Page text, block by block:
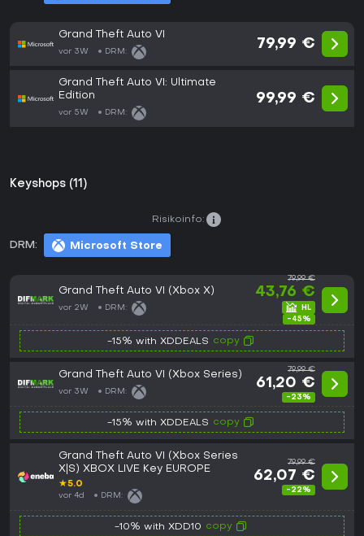
Grand Theft Auto VI
vor 3W DRM:
79,99 €
Grand Theft Auto VI: Ultimate
Edition
vor 5W DRM:
99,99 €
Keyshops (11)
DRM: Microsoft Store
Risikoinfo:
Grand Theft Auto VI (Xbox X)
vor 2W DRM:
79,99 €
43,76 €
-45%
-15% with XDDEALS copy
Grand Theft Auto VI (Xbox Series)
vor 3W DRM:
79,99 €
61,20 €
-23%
-15% with XDDEALS copy
Grand Theft Auto VI (Xbox Series
X|S) XBOX LIVE Key EUROPE
★5.0
vor 4d DRM:
79,99 €
62,07 €
-22%
-10% with XDD10 copy